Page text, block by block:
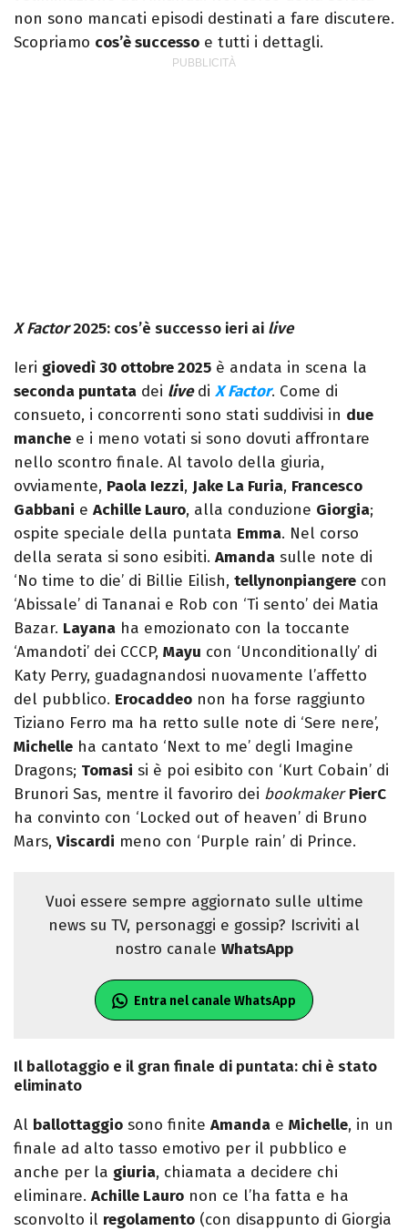
non sono mancati episodi destinati a fare discutere.
Scopriamo cos’è successo e tutti i dettagli.
X Factor2025: cos’è successo ieri ai live
Ieri giovedì 30 ottobre 2025 è andata in scena la
seconda puntata dei livedi X Factor. Come di
consueto, i concorrenti sono stati suddivisi in due
manche e i meno votati si sono dovuti affrontare
nello scontro finale. Al tavolo della giuria,
ovviamente, Paola Iezzi, Jake La Furia, Francesco
Gabbani e Achille Lauro, alla conduzione Giorgia;
ospite speciale della puntata Emma. Nel corso
della serata si sono esibiti. Amanda sulle note di
‘No time to die’ di Billie Eilish, tellynonpiangere con
‘Abissale’ di Tananai e Rob con ‘Ti sento’ dei Matia
Bazar. Layana ha emozionato con la toccante
‘Amandoti’ dei CCCP, Mayu con ‘Unconditionally’ di
Katy Perry, guadagnandosi nuovamente l’affetto
del pubblico. Erocaddeo non ha forse raggiunto
Tiziano Ferro ma ha retto sulle note di ‘Sere nere’,
Michelle ha cantato ‘Next to me’ degli Imagine
Dragons; Tomasi si è poi esibito con ‘Kurt Cobain’ di
Brunori Sas, mentre il favoriro dei bookmaker PierC
ha convinto con ‘Locked out of heaven’ di Bruno
Mars, Viscardi meno con ‘Purple rain’ di Prince.
Vuoi essere sempre aggiornato sulle ultime
news su TV, personaggi e gossip? Iscriviti al
nostro canale WhatsApp
Entra nel canale WhatsApp
Il ballotaggio e il gran finale di puntata: chi è stato
eliminato
Al ballottaggio sono finite Amanda e Michelle, in un
finale ad alto tasso emotivo per il pubblico e
anche per la giuria, chiamata a decidere chi
eliminare. Achille Lauro non ce l’ha fatta e ha
sconvolto il regolamento (con disappunto di Giorgia